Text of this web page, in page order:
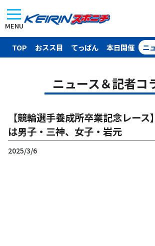
MENU
TOP おスス目 てっぱん 本日開催 ニ
ニュース＆記者コ
【競輪選手養成所卒業記念レー
は男子・三神、女子・岩元
2025/3/6